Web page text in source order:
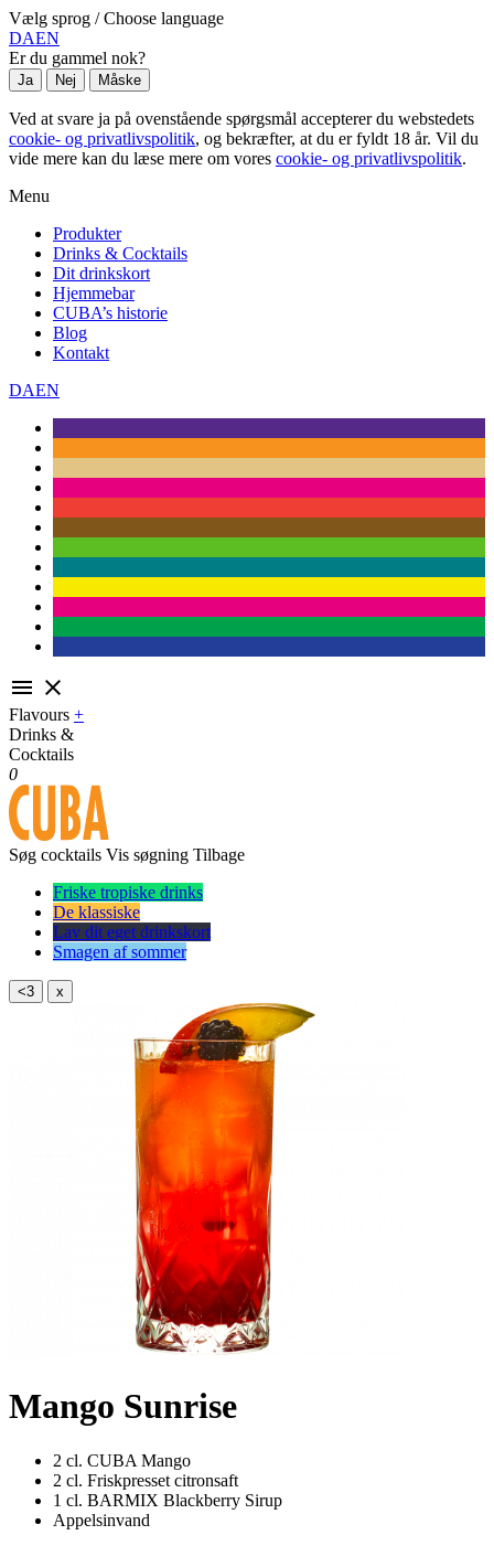
Vælg sprog / Choose language
DAEN
Er du gammel nok?
Ja Nej Måske
Ved at svare ja på ovenstående spørgsmål accepterer du webstedets
cookie- og privatlivspolitik, og bekræfter, at du er fyldt 18 år. Vil du
vide mere kan du læse mere om vores cookie- og privatlivspolitik.
Menu
Produkter
Drinks & Cocktails
Dit drinkskort
Hjemmebar
CUBA’s historie
Blog
Kontakt
DAEN
 
Flavours +
Drinks &
Cocktails
0
Søg cocktails Vis søgning Tilbage
Friske tropiske drinks
De klassiske
Lav dit eget drinkskort
Smagen af sommer
<3 x
Mango Sunrise
2 cl. CUBA Mango
2 cl. Friskpresset citronsaft
1 cl. BARMIX Blackberry Sirup
Appelsinvand